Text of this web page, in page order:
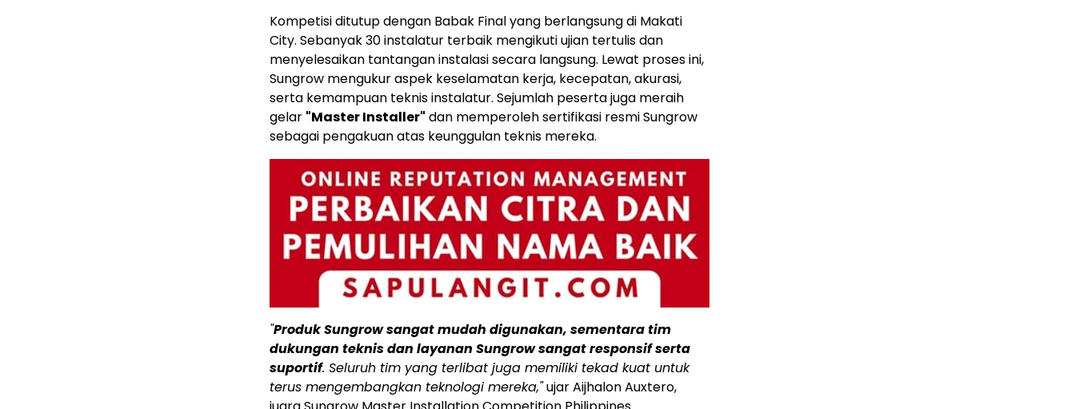
Kompetisi ditutup dengan Babak Final yang berlangsung di Makati
City. Sebanyak 30 instalatur terbaik mengikuti ujian tertulis dan
menyelesaikan tantangan instalasi secara langsung. Lewat proses ini,
Sungrow mengukur aspek keselamatan kerja, kecepatan, akurasi,
serta kemampuan teknis instalatur. Sejumlah peserta juga meraih
gelar "Master Installer" dan memperoleh sertifikasi resmi Sungrow
sebagai pengakuan atas keunggulan teknis mereka.
"Produk Sungrow sangat mudah digunakan, sementara tim
dukungan teknis dan layanan Sungrow sangat responsif serta
suportif. Seluruh tim yang terlibat juga memiliki tekad kuat untuk
terus mengembangkan teknologi mereka,"ujar Aijhalon Auxtero,